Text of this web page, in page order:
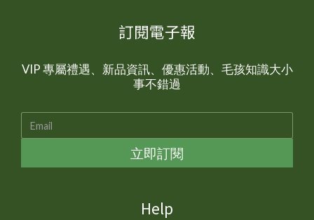
訂閱電子報
VIP 專屬禮遇、新品資訊、優惠活動、毛孩知識大小
事不錯過
立即訂閱
Help